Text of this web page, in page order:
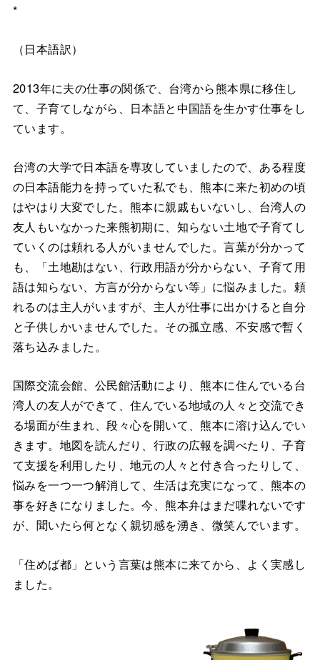
*
（日本語訳）
2013年に夫の仕事の関係で、台湾から熊本県に移住し
て、子育てしながら、日本語と中国語を生かす仕事をし
ています。
台湾の大学で日本語を専攻していましたので、ある程度
の日本語能力を持っていた私でも、熊本に来た初めの頃
はやはり大変でした。熊本に親戚もいないし、台湾人の
友人もいなかった来熊初期に、知らない土地で子育てし
ていくのは頼れる人がいませんでした。言葉が分かって
も、「土地勘はない、行政用語が分からない、子育て用
語は知らない、方言が分からない等」に悩みました。頼
れるのは主人がいますが、主人が仕事に出かけると自分
と子供しかいませんでした。その孤立感、不安感で暫く
落ち込みました。
国際交流会館、公民館活動により、熊本に住んでいる台
湾人の友人ができて、住んでいる地域の人々と交流でき
る場面が生まれ、段々心を開いて、熊本に溶け込んでい
きます。地図を読んだり、行政の広報を調べたり、子育
て支援を利用したり、地元の人々と付き合ったりして、
悩みを一つ一つ解消して、生活は充実になって、熊本の
事を好きになりました。今、熊本弁はまだ喋れないです
が、聞いたら何となく親切感を湧き、微笑んでいます。
「住めば都」という言葉は熊本に来てから、よく実感し
ました。